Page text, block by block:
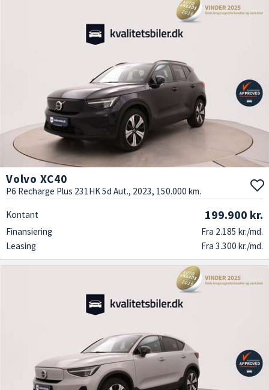
Volvo XC40
P6 Recharge Plus 231HK 5d Aut., 2023, 150.000 km.
Kontant 199.900 kr.
Finansiering
Fra 2.185 kr./md.
Leasing
Fra 3.300 kr./md.